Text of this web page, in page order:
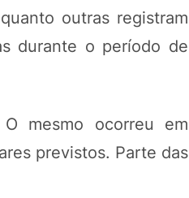
outras registram
durante o período de
mesmo ocorreu em
previstos. Parte das